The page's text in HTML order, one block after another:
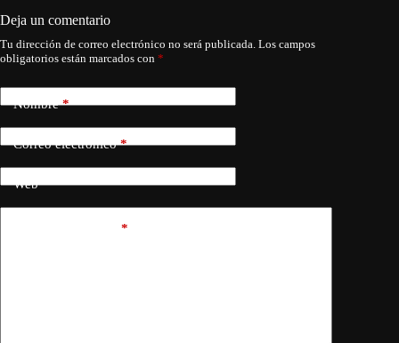
Deja un comentario
Tu dirección de correo electrónico no será publicada. Los campos
obligatorios están marcados con *
Nombre*
Correo electrónico*
Web
*